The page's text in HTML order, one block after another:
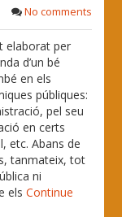
No comments
elaborat per
d’un bé
en els
públiques:
pel seu
en certs
etc. Abans de
tanmateix, tot
ni
elsContinue